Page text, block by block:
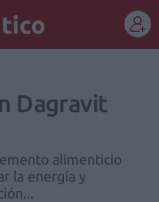
Dagravit
alimenticio
la energía y